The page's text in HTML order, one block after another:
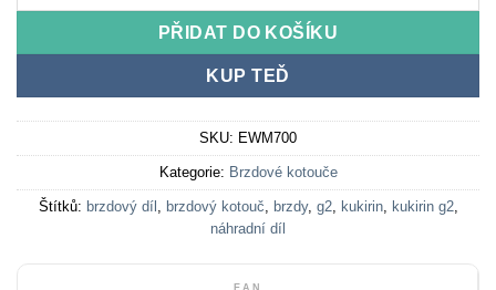
PŘIDAT DO KOŠÍKU
KUP TEĎ
SKU: EWM700
Kategorie: Brzdové kotouče
Štítků: brzdový díl , brzdový kotouč, brzdy, g2, kukirin, kukirin g2,
náhradní díl